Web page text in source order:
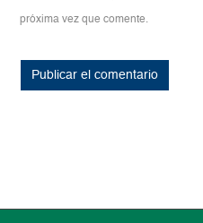
próxima vez que comente.